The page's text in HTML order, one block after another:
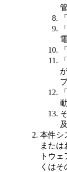
本件シ
または
トウ
くはそ